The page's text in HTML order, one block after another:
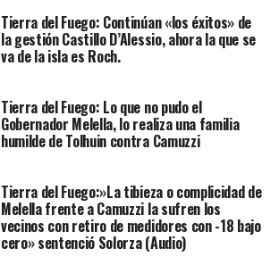
Tierra del Fuego: Continúan «los éxitos» de
la gestión Castillo D’Alessio, ahora la que se
va de la isla es Roch.
Tierra del Fuego: Lo que no pudo el
Gobernador Melella, lo realiza una familia
humilde de Tolhuin contra Camuzzi
Tierra del Fuego:»La tibieza o complicidad de
Melella frente a Camuzzi la sufren los
vecinos con retiro de medidores con -18 bajo
cero» sentenció Solorza (Audio)